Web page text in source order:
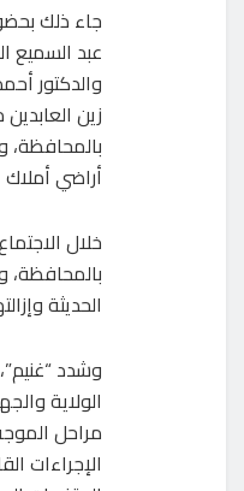
جاء ذلك
عبد السميع
والدكتور
زين
بالمحافظة،
أراضي أملاك
خلال
بالمحافظة،
الحديثة
وشدد
الولاية
الإجراءات